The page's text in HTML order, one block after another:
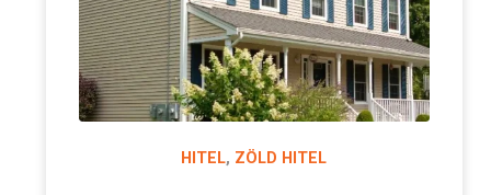
HITEL, ZÖLD HITEL